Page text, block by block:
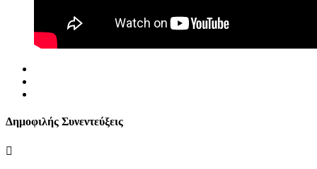
Δημοφιλής Συνεντεύξεις